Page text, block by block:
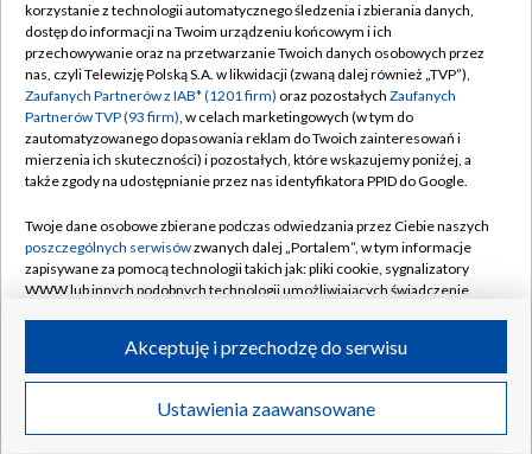
TVP
Abonament TVP
Emisja w TVP
Centrum informacji TVP
Naziemna Telewizja Cyfrowa
Rada Programowa
System NOS
Informacje o nadawcy
Program dla prasy
Ogłoszenie przetargowe
Regulamin TVP
Polityka prywatności
Moje zgody
Pomoc
Kontakt
Kanały
©2026 Telewizja Polska S.A. w likwidacji
korzystanie z technologii automatycznego śledzenia i zbierania danych,
dostęp do informacji na Twoim urządzeniu końcowym i ich
przechowywanie oraz na przetwarzanie Twoich danych osobowych przez
nas, czyli Telewizję Polską S.A. w likwidacji (zwaną dalej również „TVP”),
Zaufanych Partnerów z IAB* (1201 firm) oraz pozostałych Zaufanych
Partnerów TVP (93 firm), w celach marketingowych (w tym do
zautomatyzowanego dopasowania reklam do Twoich zainteresowań i
mierzenia ich skuteczności) i pozostałych, które wskazujemy poniżej, a
także zgody na udostępnianie przez nas identyfikatora PPID do Google.
Twoje dane osobowe zbierane podczas odwiedzania przez Ciebie naszych
poszczególnych serwisówzwanych dalej „Portalem”, w tym informacje
zapisywane za pomocą technologii takich jak: pliki cookie, sygnalizatory
WWW lub innych podobnych technologii umożliwiających świadczenie
ruchu w Internecie.
Twoje dane osobowe zbierane podczas odwiedzania przez Ciebie
poszczególnych serwisówna Portalu, takie jak adresy IP, identyfikatory
Ustawienia zaawansowane
Akceptuję i przechodzę do serwisu